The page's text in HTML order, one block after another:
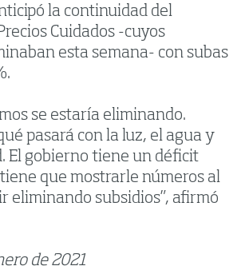
la continuidad del
Cuidados -cuyos
esta semana- con subas
se estaría eliminando.
pasará con la luz, el agua y
El gobierno tiene un déficit
que mostrarle números al
eliminando subsidios”, afirmó
de 2021